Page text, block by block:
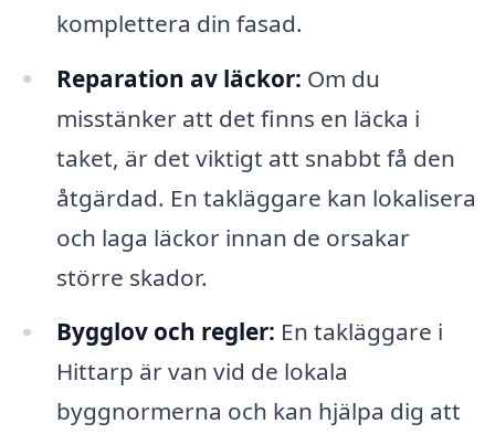
komplettera din fasad.
Reparation av läckor: Om du
misstänker att det finns en läcka i
taket, är det viktigt att snabbt få den
åtgärdad. En takläggare kan lokalisera
och laga läckor innan de orsakar
större skador.
Bygglov och regler: En takläggare i
Hittarp är van vid de lokala
byggnormerna och kan hjälpa dig att